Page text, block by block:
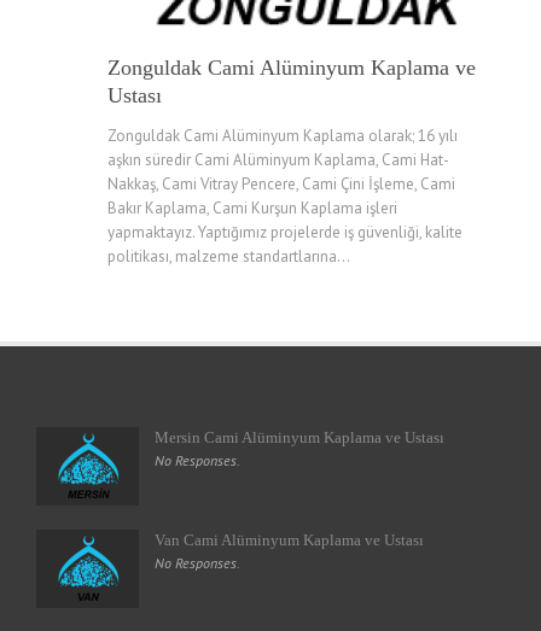
Zonguldak Cami Alüminyum Kaplama ve
Ustası
Zonguldak Cami Alüminyum Kaplama olarak; 16 yılı
aşkın süredir Cami Alüminyum Kaplama, Cami Hat-
Nakkaş, Cami Vitray Pencere, Cami Çini İşleme, Cami
Bakır Kaplama, Cami Kurşun Kaplama işleri
yapmaktayız. Yaptığımız projelerde iş güvenliği, kalite
politikası, malzeme standartlarına...
Mersin Cami Alüminyum Kaplama ve Ustası
No Responses.
Van Cami Alüminyum Kaplama ve Ustası
No Responses.